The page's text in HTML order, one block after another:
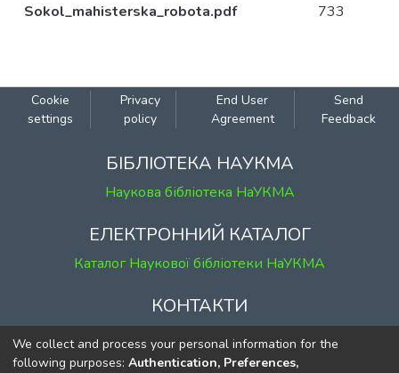
Sokol_mahisterska_robota.pdf
733
Cookie
settings
Privacy
policy
End User
Agreement
Send
Feedback
БІБЛІОТЕКА НАУКМА
Наукова бібліотека НаУКМА
ЕЛЕКТРОННИЙ КАТАЛОГ
Каталог Наукової бібліотеки НаУКМА
КОНТАКТИ
м. Київ, вул. Григорія Сковороди, 2
к. 1, к. 120
We collect and process your personal information for the
following purposes: Authentication, Preferences,